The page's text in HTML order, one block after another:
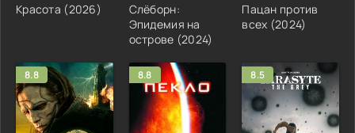
Красота (2026)
Слёборн:
Эпидемия на
острове (2024)
Пацан против
всех (2024)
8.8 8.8 8.5